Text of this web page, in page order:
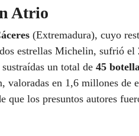
Atrio
(Extremadura), cuyo
estrellas Michelin, sufrió
un total de 45
valoradas en 1,6 millones de
que los presuntos autores